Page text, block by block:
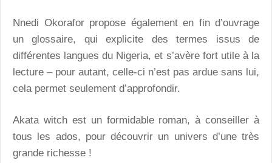
Nnedi Okorafor propose également en fin d’ouvrage
un glossaire, qui explicite des termes issus de
différentes langues du Nigeria, et s’avère fort utile à la
lecture – pour autant, celle-ci n’est pas ardue sans lui,
cela permet seulement d’approfondir.
Akata witch est un formidable roman, à conseiller à
tous les ados, pour découvrir un univers d’une très
grande richesse !